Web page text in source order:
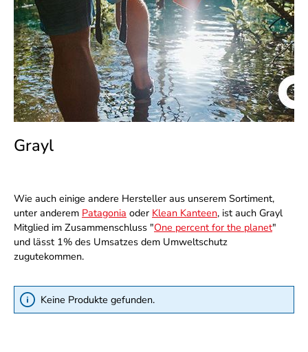
Grayl
Wie auch einige andere Hersteller aus unserem Sortiment,
unter anderem Patagonia oder Klean Kanteen, ist auch Grayl
Mitglied im Zusammenschluss "One percent for the planet"
und lässt 1% des Umsatzes dem Umweltschutz
zugutekommen.
Keine Produkte gefunden.